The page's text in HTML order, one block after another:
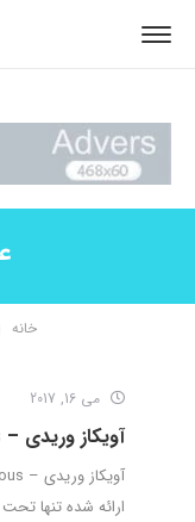
خانه
می 16, 2017
آویکاز وریدی – Avycaz intravenous
ارائه شده تنها